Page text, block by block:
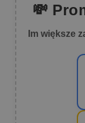
💸
Im większe